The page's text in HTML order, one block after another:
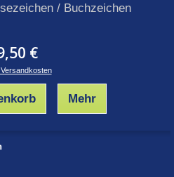
/ Buchzeichen
€
Mehr